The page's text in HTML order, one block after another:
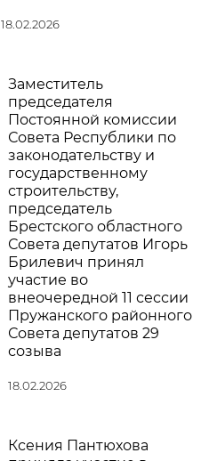
18.02.2026
Заместитель
председателя
Постоянной комиссии
Совета Республики по
законодательству и
государственному
строительству,
председатель
Брестского областного
Совета депутатов Игорь
Брилевич принял
участие во
внеочередной 11 сессии
Пружанского районного
Совета депутатов 29
созыва
18.02.2026
Ксения Пантюхова